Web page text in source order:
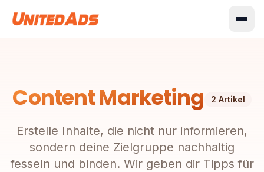
Content Marketing 2 Artikel
Erstelle Inhalte, die nicht nur informieren,
sondern deine Zielgruppe nachhaltig
fesseln und binden. Wir geben dir Tipps für